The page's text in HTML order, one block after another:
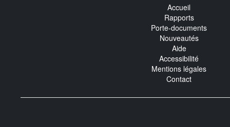
Accueil
Rapports
Porte-documents
Nouveautés
Aide
Accessibilité
Mentions légales
Contact